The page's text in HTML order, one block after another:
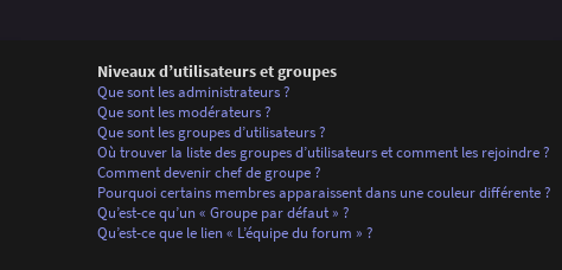
Niveaux d’utilisateurs et groupes
Que sont les administrateurs ?
Que sont les modérateurs ?
Que sont les groupes d’utilisateurs ?
Où trouver la liste des groupes d’utilisateurs et comment les rejoindre ?
Comment devenir chef de groupe ?
Pourquoi certains membres apparaissent dans une couleur différente ?
Qu’est-ce qu’un « Groupe par défaut » ?
Qu’est-ce que le lien « L’équipe du forum » ?